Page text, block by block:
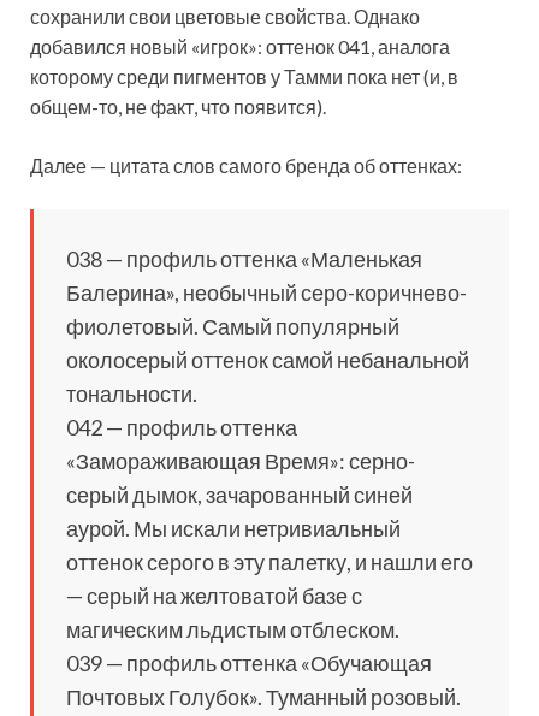
сохранили свои цветовые свойства. Однако
добавился новый «игрок»: оттенок 041, аналога
которому среди пигментов у Тамми пока нет (и, в
общем-то, не факт, что появится).
Далее — цитата слов самого бренда об оттенках:
038 — профиль оттенка «Маленькая
Балерина», необычный серо-коричнево-
фиолетовый. Самый популярный
околосерый оттенок самой небанальной
тональности.
042 — профиль оттенка
«Замораживающая Время»: серно-
серый дымок, зачарованный синей
аурой. Мы искали нетривиальный
оттенок серого в эту палетку, и нашли его
— серый на желтоватой базе с
магическим льдистым отблеском.
039 — профиль оттенка «Обучающая
Почтовых Голубок». Туманный розовый.